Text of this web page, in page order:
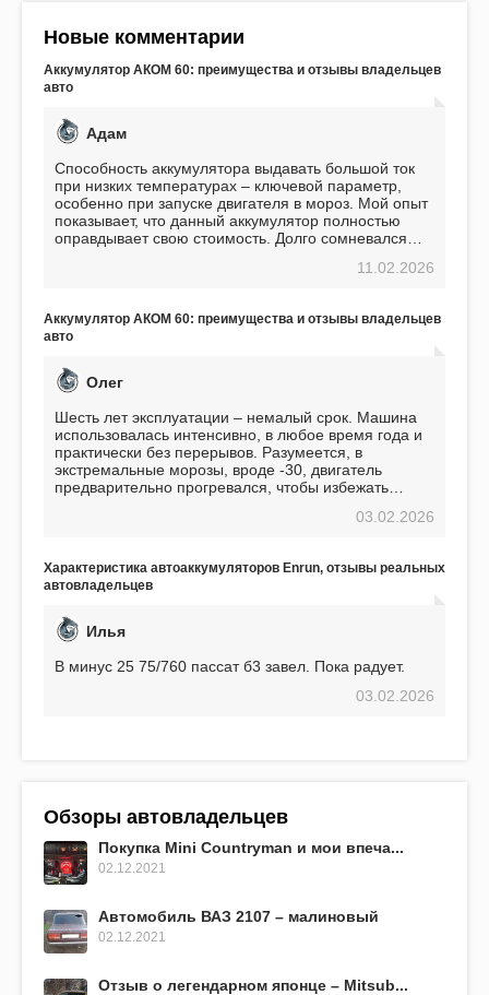
Новые комментарии
Аккумулятор АКОМ 60: преимущества и отзывы владельцев
авто
Адам
Способность аккумулятора выдавать большой ток
при низких температурах – ключевой параметр,
особенно при запуске двигателя в мороз. Мой опыт
показывает, что данный аккумулятор полностью
оправдывает свою стоимость. Долго сомневался
пожалел. Считаю, что это отличное вложение,11.02.2026
Аккумулятор АКОМ 60: преимущества и отзывы владельцев
авто
Олег
Шесть лет эксплуатации – немалый срок. Машина
использовалась интенсивно, в любое время года и
практически без перерывов. Разумеется, в
экстремальные морозы, вроде -30, двигатель
предварительно прогревался, чтобы избежать
использования не было ни единой поломки,
EFB 75. Судя по характеристикам, он даже
превосходит предыдущую модель.
03.02.2026
Характеристика автоаккумуляторов Enrun, отзывы реальных
автовладельцев
Илья
В минус 25 75/760 пассат б3 завел. Пока радует.
03.02.2026
Обзоры автовладельцев
Покупка Mini Countryman и мои впеча...
02.12.2021
Автомобиль ВАЗ 2107 – малиновый
02.12.2021
Отзыв о легендарном японце – Mitsub...